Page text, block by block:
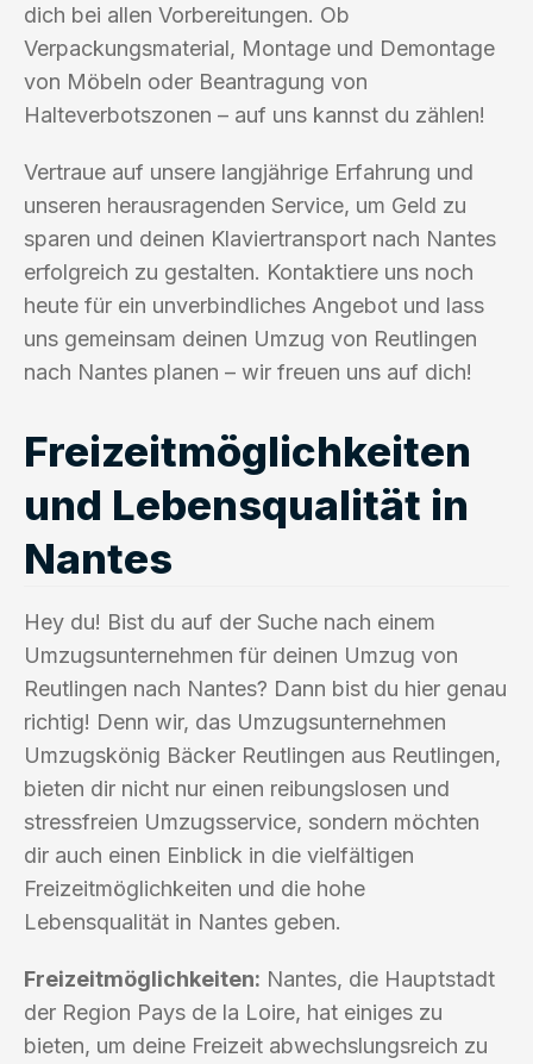
dich bei allen Vorbereitungen. Ob
Verpackungsmaterial, Montage und Demontage
von Möbeln oder Beantragung von
Halteverbotszonen – auf uns kannst du zählen!
Vertraue auf unsere langjährige Erfahrung und
unseren herausragenden Service, um Geld zu
sparen und deinen Klaviertransport nach Nantes
erfolgreich zu gestalten. Kontaktiere uns noch
heute für ein unverbindliches Angebot und lass
uns gemeinsam deinen Umzug von Reutlingen
nach Nantes planen – wir freuen uns auf dich!
Freizeitmöglichkeiten
und Lebensqualität in
Nantes
Hey du! Bist du auf der Suche nach einem
Umzugsunternehmen für deinen Umzug von
Reutlingen nach Nantes? Dann bist du hier genau
richtig! Denn wir, das Umzugsunternehmen
Umzugskönig Bäcker Reutlingen aus Reutlingen,
bieten dir nicht nur einen reibungslosen und
stressfreien Umzugsservice, sondern möchten
dir auch einen Einblick in die vielfältigen
Freizeitmöglichkeiten und die hohe
Lebensqualität in Nantes geben.
Freizeitmöglichkeiten: Nantes, die Hauptstadt
der Region Pays de la Loire, hat einiges zu
bieten, um deine Freizeit abwechslungsreich zu